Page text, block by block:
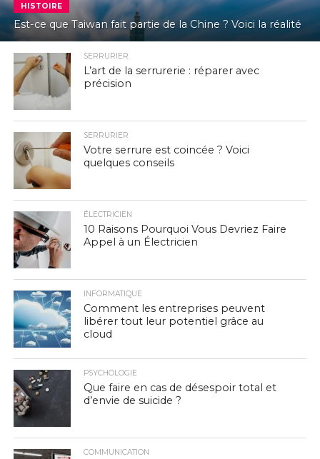
HISTOIRE
Est-ce que Taiwan fait partie de la Chine ? Voici la réalité
SERRURIER
L’art de la serrurerie : réparer avec
précision
SERRURIER
Votre serrure est coincée ? Voici
quelques conseils
ÉLECTRICIEN
10 Raisons Pourquoi Vous Devriez Faire
Appel à un Électricien
INFORMATIQUE
Comment les entreprises peuvent
libérer tout leur potentiel grâce au
cloud
PSYCHOLOGIE
Que faire en cas de désespoir total et
d’envie de suicide ?
COMMUNICATION